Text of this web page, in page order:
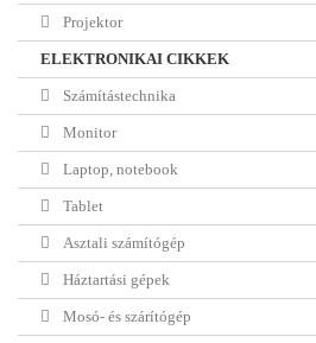
Projektor
ELEKTRONIKAI CIKKEK
Számítástechnika
Monitor
Laptop, notebook
Tablet
Asztali számítógép
Háztartási gépek
Mosó- és szárítógép